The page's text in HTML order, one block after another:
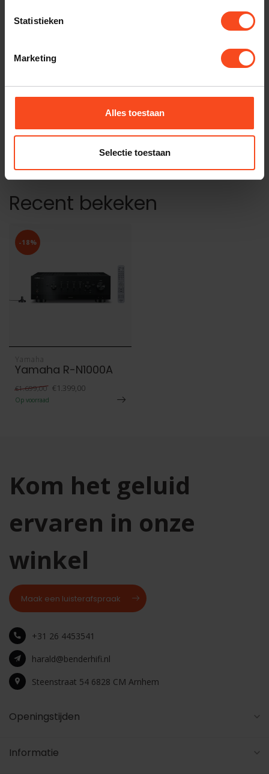
Statistieken
Marketing
Alles toestaan
Selectie toestaan
€3.100,00
Yamaha R-N2000A
€3.195,00
Recent bekeken
-18%
Yamaha
Yamaha R-N1000A
€1.699,00 €1.399,00
Op voorraad
Kom het geluid
ervaren in onze
winkel
Maak een luisterafspraak
+31 26 4453541
harald@benderhifi.nl
Steenstraat 54 6828 CM Arnhem
Openingstijden
Informatie